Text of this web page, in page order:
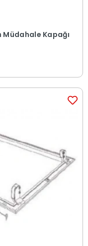
Müdahale Kapağı